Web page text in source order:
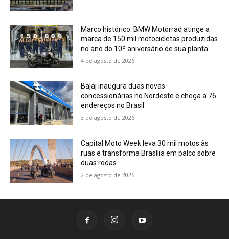
Marco histórico: BMW Motorrad atinge a
marca de 150 mil motocicletas produzidas
no ano do 10º aniversário de sua planta
4 de agosto de 2026
Bajaj inaugura duas novas
concessionárias no Nordeste e chega a 76
endereços no Brasil
3 de agosto de 2026
Capital Moto Week leva 30 mil motos às
ruas e transforma Brasília em palco sobre
duas rodas
2 de agosto de 2026